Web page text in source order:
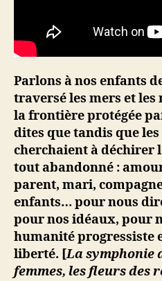
Parlons à nos enfants
traversé les mers et
la frontière protégée
dites que tandis que
cherchaient à déchirer
tout abandonné :
parent, mari,
enfants… pour nous
pour nos idéaux, pour
humanité progressiste
liberté. [La symphonie
femmes, les fleurs des